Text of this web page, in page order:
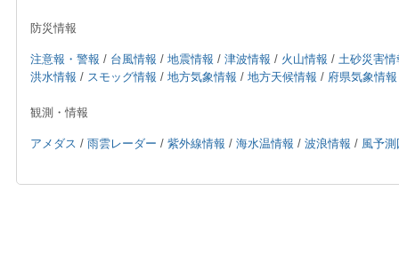
防災情報
注意報・警報 / 台風情報 / 地震情報 / 津波情報 / 火山情報 / 土砂災害情
洪水情報 / スモッグ情報 / 地方気象情報 / 地方天候情報 / 府県気象情報
観測・情報
アメダス / 雨雲レーダー / 紫外線情報 / 海水温情報 / 波浪情報 / 風予測